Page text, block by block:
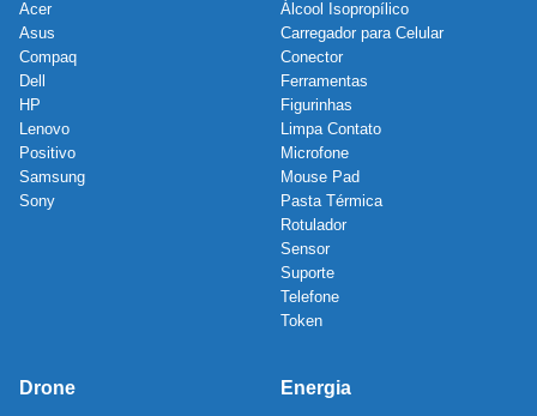
Acer
Asus
Compaq
Dell
HP
Lenovo
Positivo
Samsung
Sony
Álcool Isopropílico
Carregador para Celular
Conector
Ferramentas
Figurinhas
Limpa Contato
Microfone
Mouse Pad
Pasta Térmica
Rotulador
Sensor
Suporte
Telefone
Token
Drone Energia